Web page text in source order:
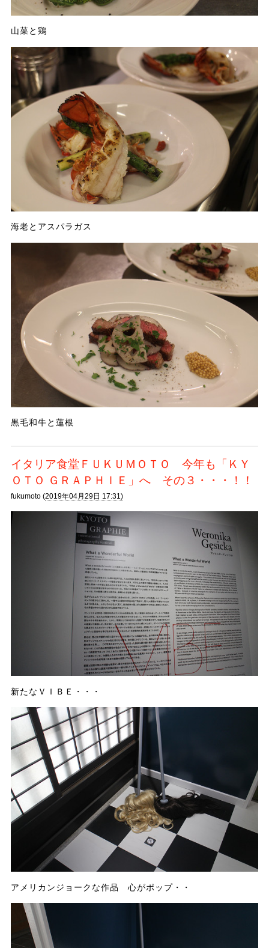
山菜と鶏
海老とアスパラガス
黒毛和牛と蓮根
イタリア食堂ＦＵＫＵＭＯＴＯ 今年も「ＫＹ
ＯＴＯ ＧＲＡＰＨＩＥ」へ その３・・・！！
fukumoto (2019年04月29日 17:31)
新たなＶＩＢＥ・・・
アメリカンジョークな作品 心がポップ・・